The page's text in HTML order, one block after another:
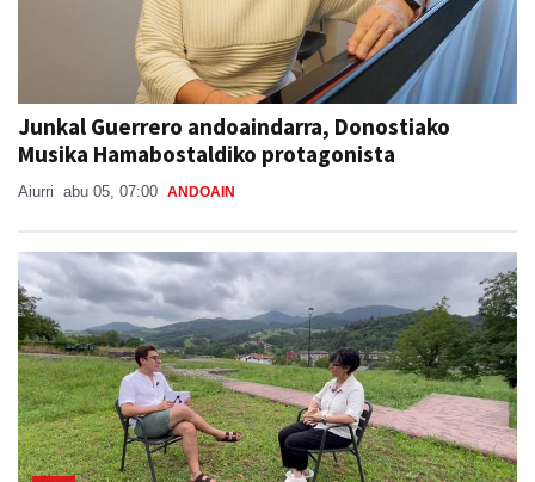
Junkal Guerrero andoaindarra, Donostiako
Musika Hamabostaldiko protagonista
Aiurri abu 05, 07:00 ANDOAIN